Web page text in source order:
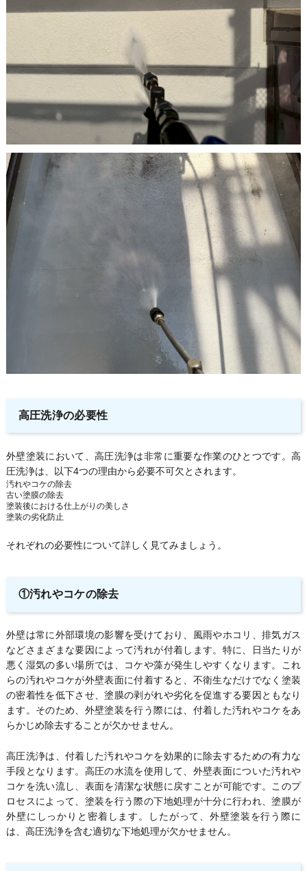
高圧洗浄の必要性
外壁塗装において、高圧洗浄は非常に重要な作業のひとつです。高
圧洗浄は、以下4つの理由から必要不可欠とされます。
汚れやコケの除去
古い塗膜の除去
塗装後における仕上がりの美しさ
塗装の劣化防止
それぞれの必要性について詳しく見てみましょう。
①汚れやコケの除去
外壁は常に外部環境の影響を受けており、風雨やホコリ、排気ガス
などさまざまな要因によって汚れが付着します。特に、日当たりが
悪く湿気の多い場所では、コケや藻が発生しやすくなります。これ
らの汚れやコケが外壁表面に付着すると、不衛生なだけでなく塗装
の密着性を低下させ、塗膜の剥がれや劣化を促進する要因ともなり
ます。そのため、外壁塗装を行う際には、付着した汚れやコケをあ
らかじめ除去することが欠かせません。
高圧洗浄は、付着した汚れやコケを効果的に除去するための有力な
手段となります。高圧の水流を使用して、外壁表面についた汚れや
コケを洗い流し、表面を清潔な状態に戻すことが可能です。このプ
ロセスによって、塗装を行う際の下地処理が十分に行われ、塗膜が
外壁にしっかりと密着します。したがって、外壁塗装を行う際に
は、高圧洗浄を含む適切な下地処理が欠かせません。